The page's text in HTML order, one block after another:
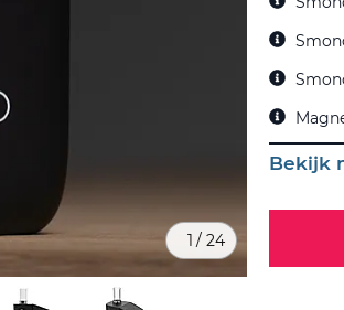
Bekijk
1 / 24